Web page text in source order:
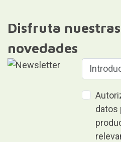
Disfruta
novedades
datos